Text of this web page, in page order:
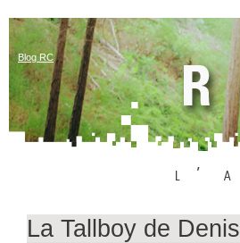
Blog RC
La Tallboy de Denis